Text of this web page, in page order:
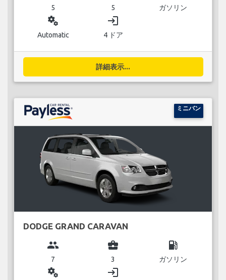
5 5 ガソリン
miscellaneous_services
Automatic
login
4 ドア
詳細表示...
ミニバン
DODGE GRAND CARAVAN
group
7
business_center
3
local_gas_station
ガソリン
miscellaneous_services login